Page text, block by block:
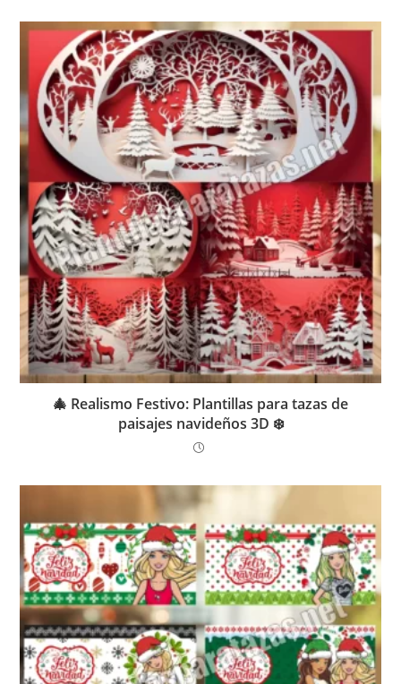
🎄 Realismo Festivo: Plantillas para tazas de
paisajes navideños 3D ❄️